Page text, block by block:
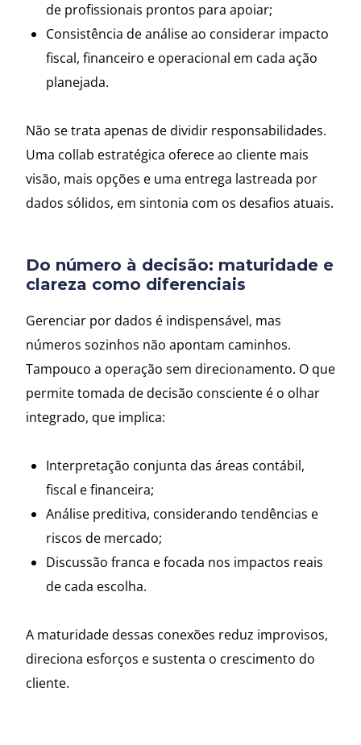
de profissionais prontos para apoiar;
Consistência de análise ao considerar impacto
fiscal, financeiro e operacional em cada ação
planejada.
Não se trata apenas de dividir responsabilidades.
Uma collab estratégica oferece ao cliente mais
visão, mais opções e uma entrega lastreada por
dados sólidos, em sintonia com os desafios atuais.
Do número à decisão: maturidade e
clareza como diferenciais
Gerenciar por dados é indispensável, mas
números sozinhos não apontam caminhos.
Tampouco a operação sem direcionamento. O que
permite tomada de decisão consciente é o olhar
integrado, que implica:
Interpretação conjunta das áreas contábil,
fiscal e financeira;
Análise preditiva, considerando tendências e
riscos de mercado;
Discussão franca e focada nos impactos reais
de cada escolha.
A maturidade dessas conexões reduz improvisos,
direciona esforços e sustenta o crescimento do
cliente.